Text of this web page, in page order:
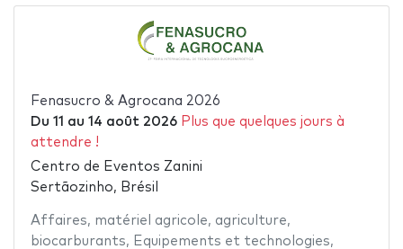
Fenasucro & Agrocana 2026
Du 11 au 14 août 2026 Plus que quelques jours à
attendre !
Centro de Eventos Zanini
Sertãozinho, Brésil
Affaires, matériel agricole, agriculture,
biocarburants, Equipements et technologies,